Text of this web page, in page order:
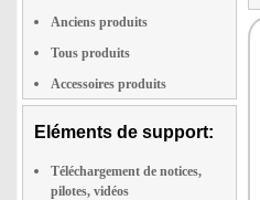
Anciens produits
Tous produits
Accessoires produits
Eléments de support:
Téléchargement de notices,
pilotes, vidéos